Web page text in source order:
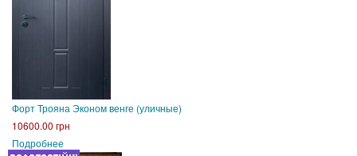
Форт Трояна Эконом венге (уличные)
10600.00 грн
Подробнее